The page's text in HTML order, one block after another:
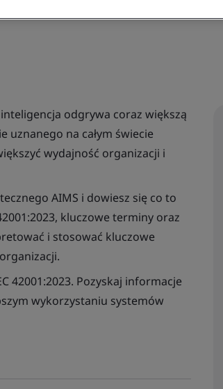
odgrywa coraz większą
uznanego na całym świecie
wydajność organizacji i
AIMS i dowiesz się co to
kluczowe terminy oraz
i stosować kluczowe
42001:2023. Pozyskaj informacje
wykorzystaniu systemów